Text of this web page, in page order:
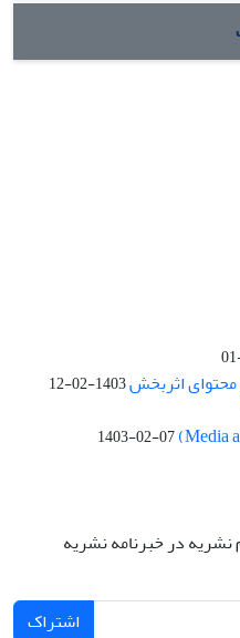
اثربخش1403-02-12
1403-02-07
نشریه در خبرنامه نشریه
اشتراک